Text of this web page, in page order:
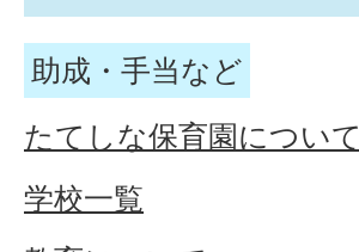
助成・手当など
たてしな保育園について
学校一覧